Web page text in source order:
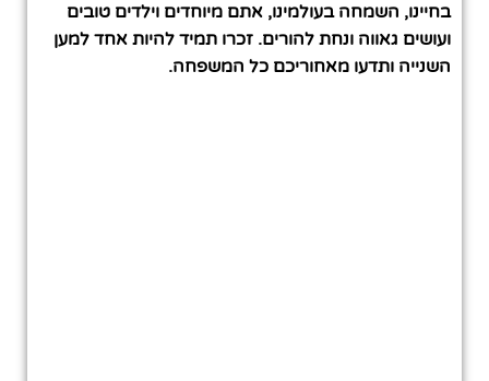
בחיינו, השמחה בעולמינו, אתם מיוחדים וילדים טובים
ועושים גאווה ונחת להורים. זכרו תמיד להיות אחד למען
השנייה ותדעו מאחוריכם כל המשפחה.